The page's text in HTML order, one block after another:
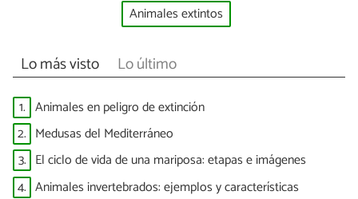
Animales extintos
Lo más visto Lo último
1. Animales en peligro de extinción
2. Medusas del Mediterráneo
3. El ciclo de vida de una mariposa: etapas e imágenes
4. Animales invertebrados: ejemplos y características